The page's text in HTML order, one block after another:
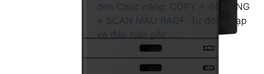
đen Chức năng: COPY + IN MẠNG
+ SCAN MÀU RADF: Tự động nạp
và đảo bản gốc :...